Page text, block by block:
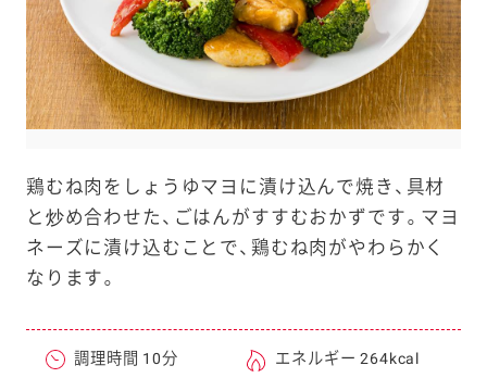
h
鶏むね肉をしょうゆマヨに漬け込んで焼き、具材
と炒め合わせた、ごはんがすすむおかずです。マヨ
ネーズに漬け込むことで、鶏むね肉がやわらかく
なります。
調理時間 10分
エネルギー 264kcal